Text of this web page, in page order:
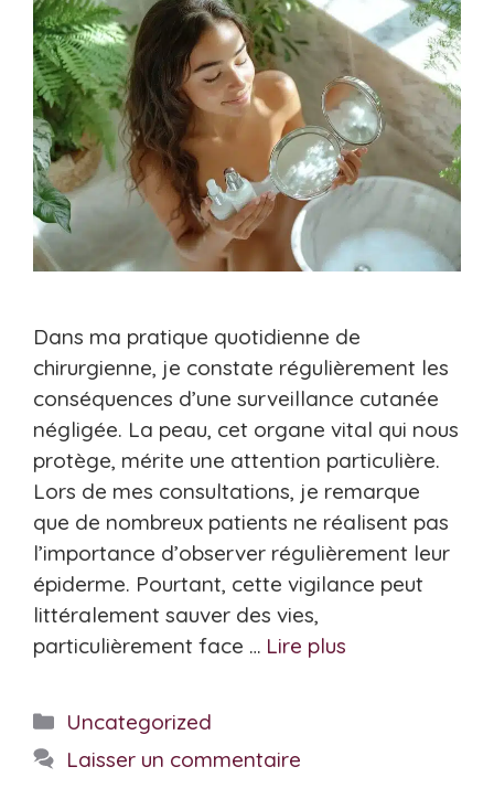
Dans ma pratique quotidienne de
chirurgienne, je constate régulièrement les
conséquences d’une surveillance cutanée
négligée. La peau, cet organe vital qui nous
protège, mérite une attention particulière.
Lors de mes consultations, je remarque
que de nombreux patients ne réalisent pas
l’importance d’observer régulièrement leur
épiderme. Pourtant, cette vigilance peut
littéralement sauver des vies,
particulièrement face … Lire plus
Catégories
Uncategorized
Laisser un commentaire